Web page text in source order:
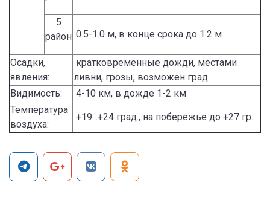
5
район 0.5-1.0 м, в конце срока до 1.2 м
Осадки,
явления:
кратковременные дожди, местами
ливни, грозы, возможен град.
Видимость:
4-10 км, в дожде 1-2 км
Температура
воздуха:
+19...+24 град., на побережье до +27 гр.